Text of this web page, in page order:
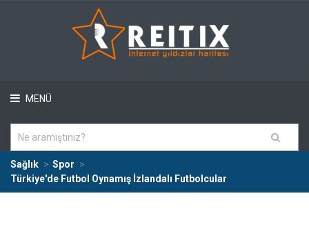
MENÜ
Sağlık
Spor
Türkiye'de Futbol Oynamış İzlandalı Futbolcular